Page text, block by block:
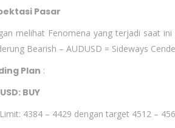
Pasar
melihat Fenomena yang terjadi saat ini
Bearish – AUDUSD = Sideways
Plan :
BUY
4384 – 4429 dengan target 4512 –